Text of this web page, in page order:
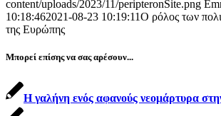
content/uploads/2023/11/peripteronSite.png
10:18:462021-08-23 10:19:11Ο ρόλος των
της Ευρώπης
Μπορεί επίσης να σας αρέσουν...
Η γαλήνη ενός αφανούς νεομάρτυρα